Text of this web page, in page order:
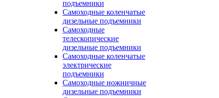
подъемники
Самоходные коленчатые
дизельные подъемники
Самоходные
телескопические
дизельные подъемники
Самоходные коленчатые
электрические
подъемники
Самоходные ножничные
дизельные подъемники